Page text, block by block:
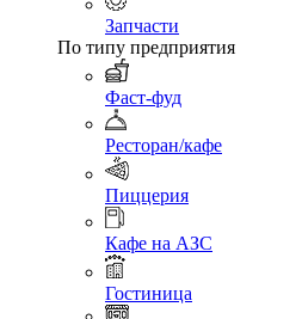
Запчасти
По типу предприятия
Фаст-фуд
Ресторан/кафе
Пиццерия
Кафе на АЗС
Гостиница